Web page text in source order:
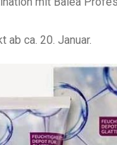
ab ca. 20. Januar.